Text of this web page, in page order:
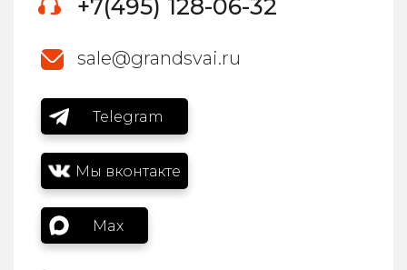
+7(495) 128-06-32
sale@grandsvai.ru
Telegram
Мы вконтакте
Max